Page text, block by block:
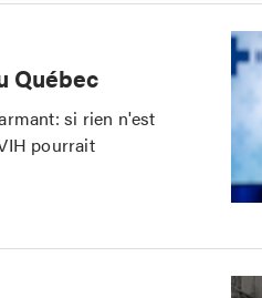
Québec
si rien n'est
pourrait